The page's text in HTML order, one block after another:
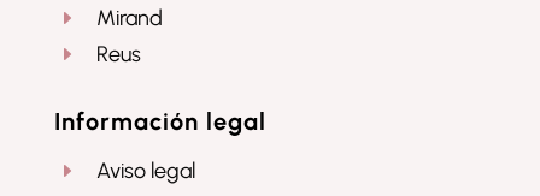
E Mirand
E Reus
Información legal
E Aviso legal